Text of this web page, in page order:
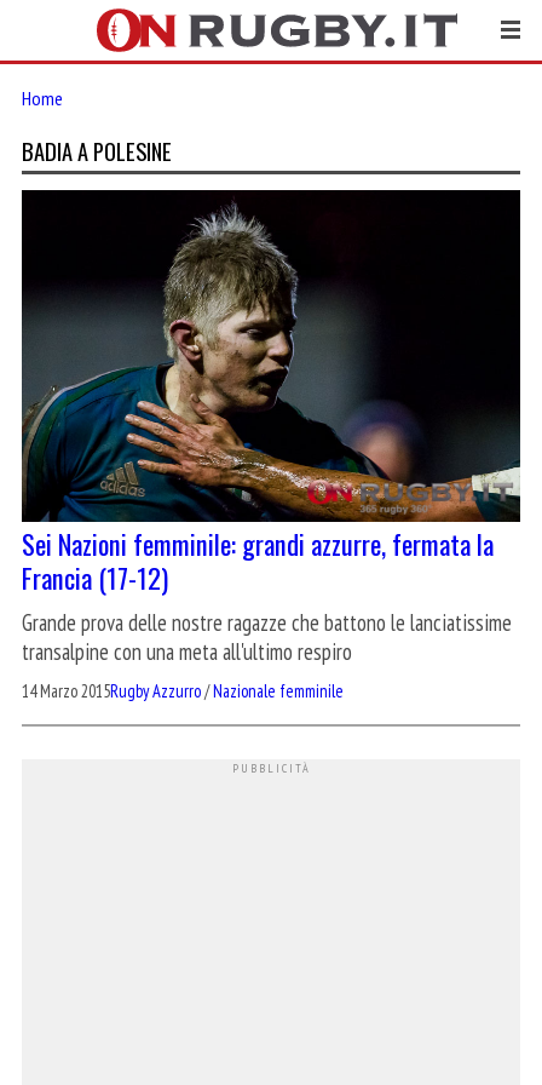
Home
BADIA A POLESINE
Sei Nazioni femminile: grandi azzurre, fermata la
Francia (17-12)
Grande prova delle nostre ragazze che battono le lanciatissime
transalpine con una meta all'ultimo respiro
14 Marzo 2015Rugby Azzurro/Nazionale femminile